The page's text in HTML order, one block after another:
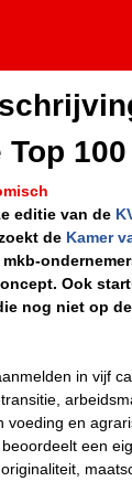
100
editie van de
de Kamer
Ook
nog niet op
in vijf
voeding en
een